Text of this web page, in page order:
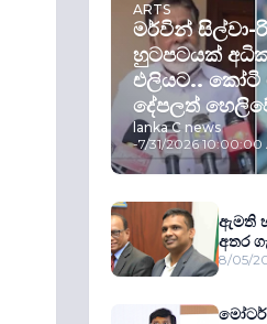
ARTS
මර්වින් සිල්වා-
හුටපටයක්
එලියට..
දේපලත්
lanka C news
-7/31/2026 10:00:00
ඇමති
අතර
8/05/
මෝටර්